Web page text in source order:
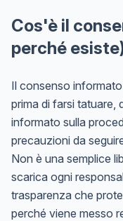
Cos'è il
perché
Il consenso
prima di farsi tatuare,
informato sulla
precauzioni da
Non è una semplice
scarica ogni
trasparenza che
perché viene messo